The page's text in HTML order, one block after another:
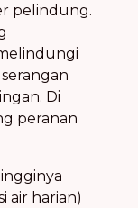
pelindung.
Di
peranan
air harian)